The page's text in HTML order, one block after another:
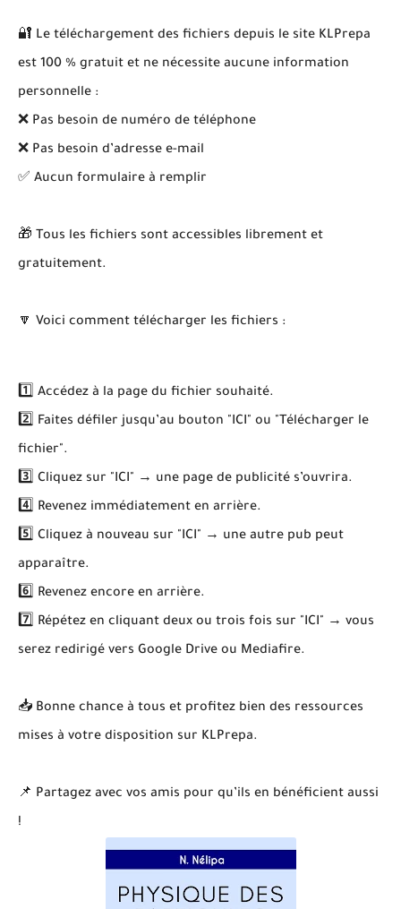
🔐 Le téléchargement des fichiers depuis le site KLPrepa
est 100 % gratuit et ne nécessite aucune information
personnelle :
❌ Pas besoin de numéro de téléphone
❌ Pas besoin d’adresse e-mail
✅ Aucun formulaire à remplir
🎁 Tous les fichiers sont accessibles librement et
gratuitement.
🔽 Voici comment télécharger les fichiers :
1️⃣ Accédez à la page du fichier souhaité.
2️⃣ Faites défiler jusqu’au bouton "ICI" ou "Télécharger le
fichier".
3️⃣ Cliquez sur "ICI" → une page de publicité s’ouvrira.
4️⃣ Revenez immédiatement en arrière.
5️⃣ Cliquez à nouveau sur "ICI" → une autre pub peut
apparaître.
6️⃣ Revenez encore en arrière.
7️⃣ Répétez en cliquant deux ou trois fois sur "ICI" → vous
serez redirigé vers Google Drive ou Mediafire.
📥 Bonne chance à tous et profitez bien des ressources
mises à votre disposition sur KLPrepa.
📌 Partagez avec vos amis pour qu’ils en bénéficient aussi
!